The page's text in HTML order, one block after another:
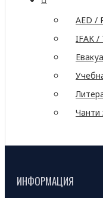
AED /
IFAK /
Чанти
ИНФОРМАЦИЯ